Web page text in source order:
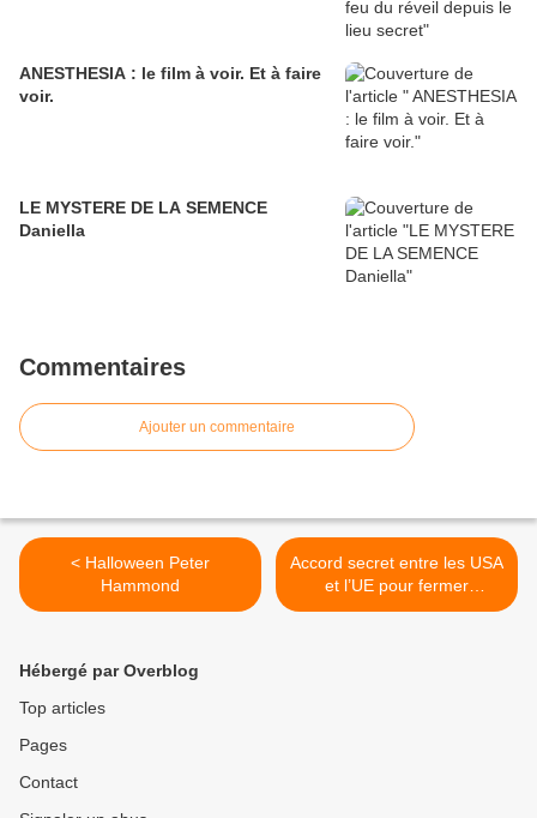
ANESTHESIA : le film à voir. Et à faire
voir.
LE MYSTERE DE LA SEMENCE
Daniella
Commentaires
Ajouter un commentaire
< Halloween Peter
Hammond
Accord secret entre les USA
et l’UE pour fermer
rapidement les banques en
Hébergé par Overblog
Top articles
Pages
Contact